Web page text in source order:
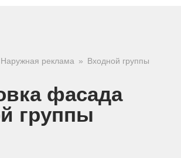
Наружная реклама » Входной группы
фасада
группы